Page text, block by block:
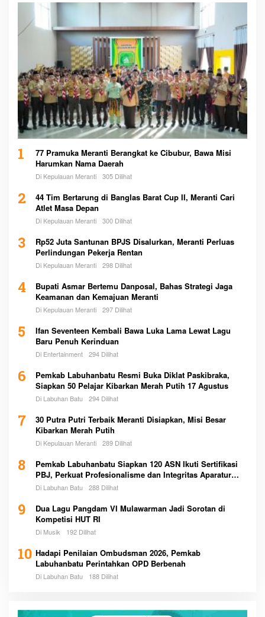
1
77 Pramuka Meranti Berangkat ke Cibubur, Bawa Misi
Harumkan Nama Daerah
Di Kepulauan Meranti 305 Dilihat
2
44 Tim Bertarung di Banglas Barat Cup II, Meranti Cari
Atlet Masa Depan
Di Kepulauan Meranti 300 Dilihat
3
Rp52 Juta Santunan BPJS Disalurkan, Meranti Perluas
Perlindungan Pekerja Rentan
Di Kepulauan Meranti 298 Dilihat
4
Bupati Asmar Bertemu Danposal, Bahas Strategi Jaga
Keamanan dan Kemajuan Meranti
Di Kepulauan Meranti 297 Dilihat
5
Ifan Seventeen Kembali Bawa Luka Lama Lewat Lagu
Baru Penuh Kerinduan
Di Entertainment 294 Dilihat
6
Pemkab Labuhanbatu Resmi Buka Diklat Paskibraka,
Siapkan 50 Pelajar Kibarkan Merah Putih 17 Agustus
Di Labuhan Batu 294 Dilihat
7
30 Putra Putri Terbaik Meranti Disiapkan, Misi Besar
Kibarkan Merah Putih
Di Kepulauan Meranti 289 Dilihat
8
Pemkab Labuhanbatu Siapkan 120 ASN Ikuti Sertifikasi
PBJ, Perkuat Profesionalisme dan Integritas Aparatur
Pemerintah
Di Labuhan Batu 288 Dilihat
9
Dua Lagu Pangdam VI Mulawarman Jadi Sorotan di
Kompetisi HUT RI
Di Musik 192 Dilihat
10 Hadapi Penilaian Ombudsman 2026, Pemkab
Labuhanbatu Perintahkan OPD Berbenah
Di Labuhan Batu 188 Dilihat